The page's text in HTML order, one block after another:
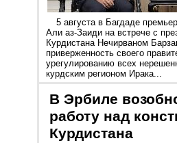
5 августа в Багдаде
Али аз-Заиди на встрече с
Курдистана Нечирваном
приверженность своего
урегулированию всех
курдским регионом Ирака...
В Эрбиле
работу над
Курдистана